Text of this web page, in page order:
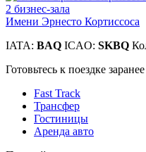
2 бизнес-зала
Имени Эрнесто Кортиссоса
IATA: BAQ ICAO: SKBQ
Готовьтесь к поездке заранее
Fast Track
Трансфер
Гостиницы
Аренда авто